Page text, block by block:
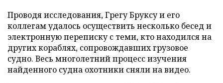
Проводя исследования, Грегу Бруксу и его
коллегам удалось осуществить несколько бесед и
электронную переписку с теми, кто находился на
других кораблях, сопровождавших грузовое
судно. Весь многолетний процесс изучения
найденного судна охотники сняли на видео.